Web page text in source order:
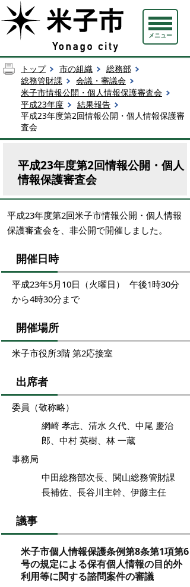
メニュー
トップ 市の組織
総務部
総務管財課
会議・審議会
米子市情報公開・個人情報保護審査会
平成23年度
結果報告
平成23年度第2回情報公開・個人情報保護審
査会
平成23年度第2回情報公開・個人
情報保護審査会
平成23年度第2回米子市情報公開・個人情報
保護審査会を、非公開で開催しました。
開催日時
平成23年5月10日（火曜日） 午後1時30分
から4時30分まで
開催場所
米子市役所3階 第2応接室
出席者
委員（敬称略）
網崎 孝志、清水 久代、中尾 慶治
郎、中村 英樹、林 一蔵
事務局
中田総務部次長、関山総務管財課
長補佐、長谷川主幹、伊藤主任
議事
米子市個人情報保護条例第8条第1項第6
号の規定による保有個人情報の目的外
利用等に関する諮問案件の審議